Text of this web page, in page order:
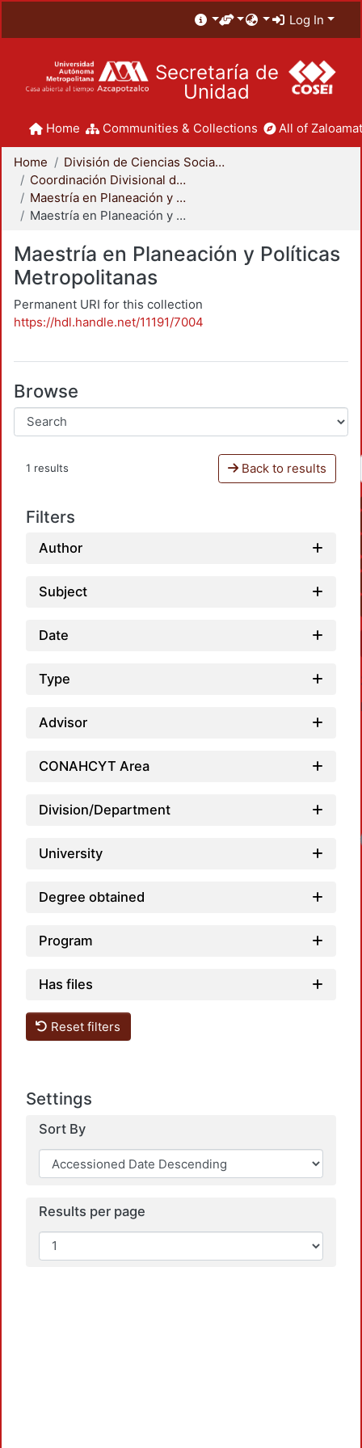
Log In
Secretaría de
Unidad
Home Communities & Collections All of
Home
División de Ciencias Sociales y Humanidades
Coordinación Divisional de Posgrado
Maestría en Planeación y Políticas Metropolitanas
Maestría en Planeación y Políticas Metropolitanas
Maestría en Planeación y Políticas
Metropolitanas
Permanent URI for this collection
https://hdl.handle.net/11191/7004
Browse
1 results Back to results
Filters
Author
Subject
Date
Type
Advisor
CONAHCYT Area
Division/Department
University
Degree obtained
Program
Has files
Reset filters
Settings
Sort By
Results per page